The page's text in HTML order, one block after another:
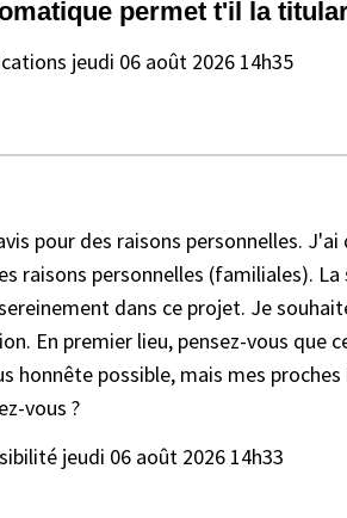
permet t'il la
jeudi 06 août 2026 14h35
pour des raisons personnelles.
raisons personnelles (familiales).
dans ce projet. Je
En premier lieu, pensez-vous que
honnête possible, mais mes
vous ?
jeudi 06 août 2026 14h33